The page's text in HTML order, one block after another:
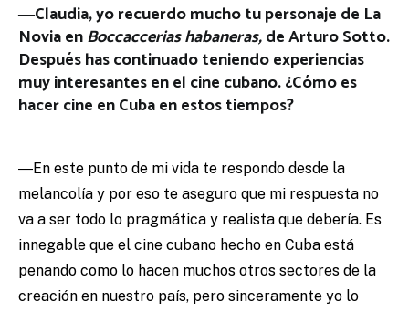
―Claudia, yo recuerdo mucho tu personaje de La
Novia enBoccaccerias habaneras,de Arturo Sotto.
Después has continuado teniendo experiencias
muy interesantes en el cine cubano. ¿Cómo es
hacer cine en Cuba en estos tiempos?
―En este punto de mi vida te respondo desde la
melancolía y por eso te aseguro que mi respuesta no
va a ser todo lo pragmática y realista que debería. Es
innegable que el cine cubano hecho en Cuba está
penando como lo hacen muchos otros sectores de la
creación en nuestro país, pero sinceramente yo lo